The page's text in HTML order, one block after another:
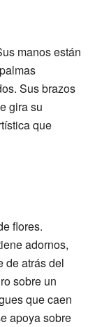
manos están
Sus brazos
gira su
que
flores.
adornos,
de atrás del
sobre un
que caen
apoya sobre